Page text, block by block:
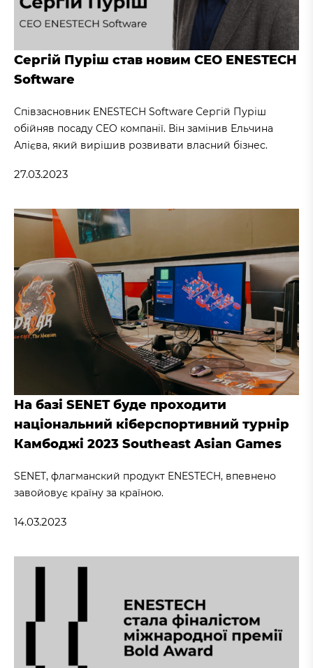
Сергій Пуріш став новим CEO ENESTECH
Software
Співзасновник ENESTECH Software Сергій Пуріш
обійняв посаду CEO компанії. Він замінив Ельчина
Алієва, який вирішив розвивати власний бізнес.
27.03.2023
На базі SENET буде проходити
національний кіберспортивний турнір
Камбоджі 2023 Southeast Asian Games
SENET, флагманский продукт ENESTECH, впевнено
завойовує країну за країною.
14.03.2023